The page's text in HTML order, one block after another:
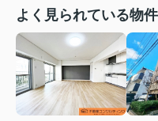
よく見られている物件